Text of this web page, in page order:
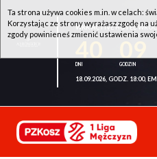
WKK ACTIVE HOTEL
18.09.2026, GODZ. 18:00,
Ta strona używa cookies m.in. w celach:
Korzystając ze strony wyrażasz zgodę na
zgody powinieneś zmienić ustawienia